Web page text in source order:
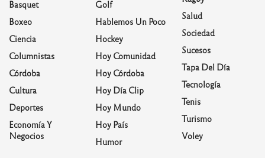
Basquet
Boxeo
Ciencia
Columnistas
Córdoba
Cultura
Deportes
Economía Y
Negocios
Golf
Hablemos Un Poco
Hockey
Hoy Comunidad
Hoy Córdoba
Hoy Día Clip
Hoy Mundo
Hoy País
Humor
Salud
Sociedad
Sucesos
Tapa Del Día
Tecnología
Tenis
Turismo
Voley